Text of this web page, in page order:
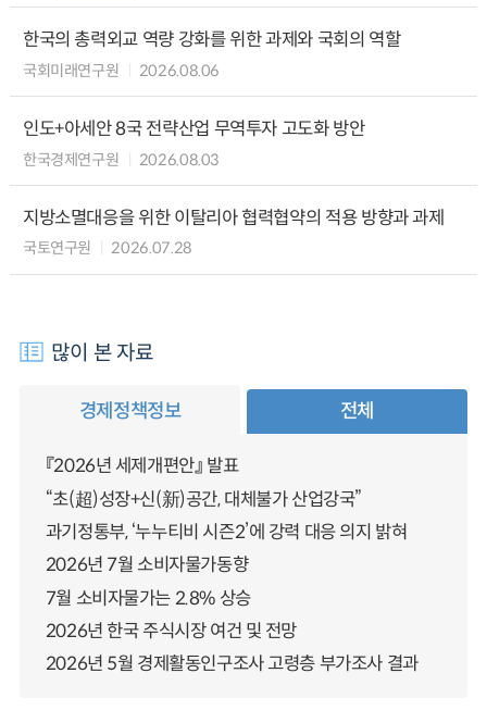
한국의 총력외교 역량 강화를 위한 과제와 국회의 역할
국회미래연구원 2026.08.06
인도+아세안 8국 전략산업 무역투자 고도화 방안
한국경제연구원 2026.08.03
지방소멸대응을 위한 이탈리아 협력협약의 적용 방향과 과제
국토연구원 2026.07.28
많이 본 자료
경제정책정보 전체
『2026년 세제개편안』 발표
“초(超)성장+신(新)공간, 대체불가 산업강국”
과기정통부, ‘누누티비 시즌2’에 강력 대응 의지 밝혀
2026년 7월 소비자물가동향
7월 소비자물가는 2.8% 상승
2026년 한국 주식시장 여건 및 전망
2026년 5월 경제활동인구조사 고령층 부가조사 결과